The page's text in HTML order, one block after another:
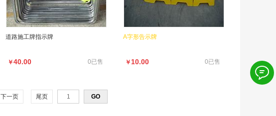
道路施工牌指示牌
￥40.00 0已售
A字形告示牌
￥ 10.00 0已售
下一页 尾页